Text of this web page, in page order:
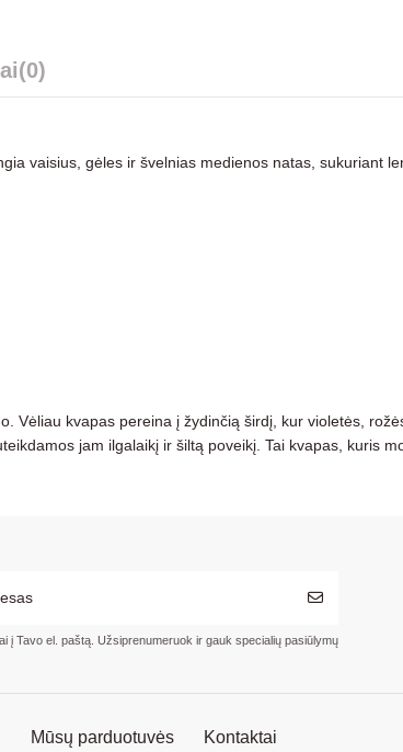
(0)
vaisius, gėles ir švelnias medienos natas, sukuriant
Vėliau kvapas pereina į žydinčią širdį, kur violetės,
jam ilgalaikį ir šiltą poveikį. Tai kvapas, kuris
į Tavo el. paštą. Užsiprenumeruok ir gauk specialių pasiūlymų
Mūsų parduotuvės Kontaktai